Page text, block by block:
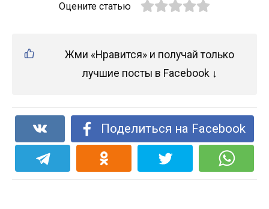
Оцените статью
Жми «Нравится» и получай только
лучшие посты в Facebook ↓
Поделиться на Facebook